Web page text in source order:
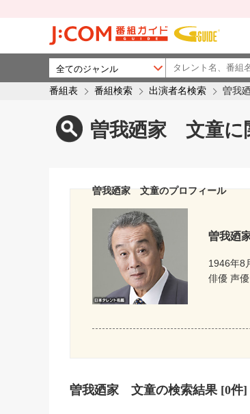
番組表 番組検索 出演者名検索 曽我
曽我廼家 文童に
曽我廼家 文童のプロフィール
曽我廼
1946年8
俳優 声
曽我廼家 文童の検索結果 [0件]